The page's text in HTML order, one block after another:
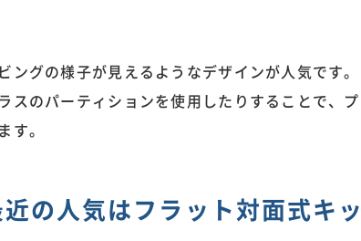
グの様子が見えるようなデザインが人気です。
スのパーティションを使用したりすることで、プ
す。
の人気はフラット対面式キッ